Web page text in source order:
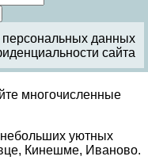
персональных данных
сайта
многочисленные
уютных
Кинешме, Иваново.